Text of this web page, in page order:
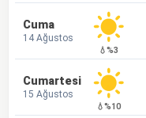
Cuma
14 Ağustos
💧%3
Cumartesi
15 Ağustos
💧%10